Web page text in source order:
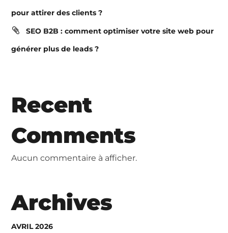
pour attirer des clients ?
SEO B2B : comment optimiser votre site web pour
générer plus de leads ?
Recent
Comments
Aucun commentaire à afficher.
Archives
AVRIL 2026